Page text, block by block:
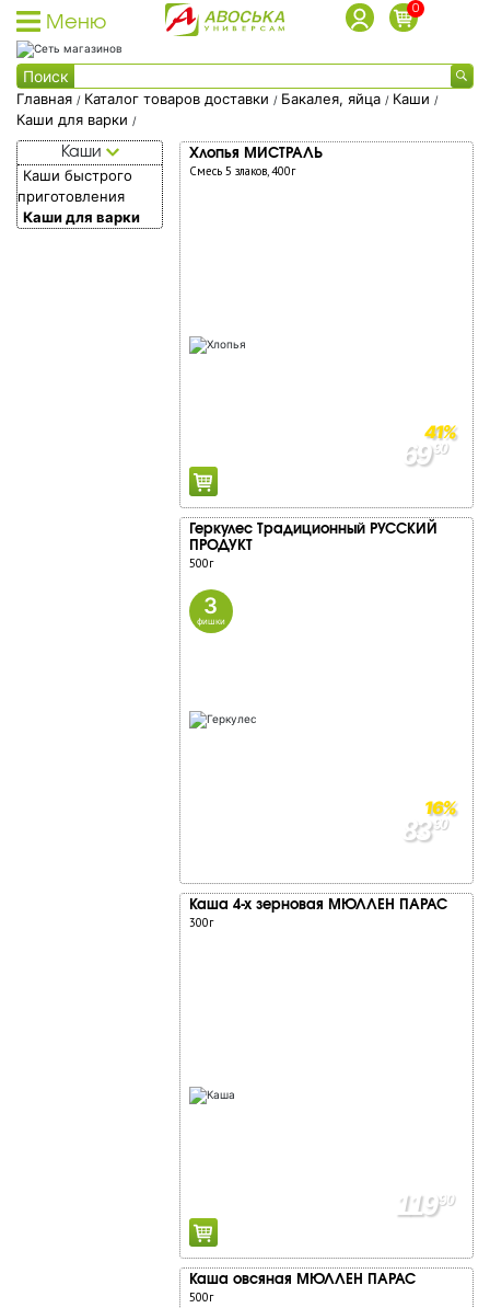
Меню
0
укажите
Каталог товаров
Каталог товаров доставки
Каталог акционных товаров
Собственная торговая марка
Собственное производство
Акции
Вход в личный кабинет
Регистрация дисконтной карты
Условия использования фишек
Поиск
Главная / Каталог товаров доставки / Бакалея, яйца / Каши /
Каши для варки /
Каши
Каши быстрого
приготовления
Каши для варки
Каталог
товаров
доставки
Хлопья МИСТРАЛЬ
Смесь 5 злаков, 400г
41%
6990
Геркулес Традиционный РУССКИЙ
ПРОДУКТ
500г
16%
8390
3
фишки
Каша 4-х зерновая МЮЛЛЕН ПАРАС
300г
11990
Каша овсяная МЮЛЛЕН ПАРАС
500г